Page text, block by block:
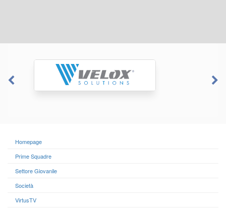
Homepage
Prime Squadre
Settore Giovanile
Società
VirtusTV